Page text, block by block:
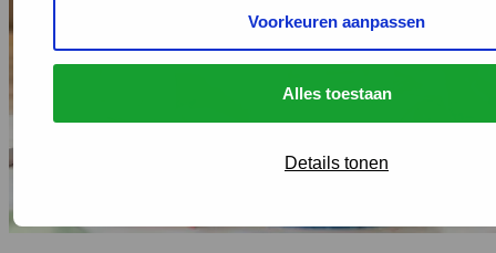
Voorkeuren aanpassen
Alles toestaan
Details tonen